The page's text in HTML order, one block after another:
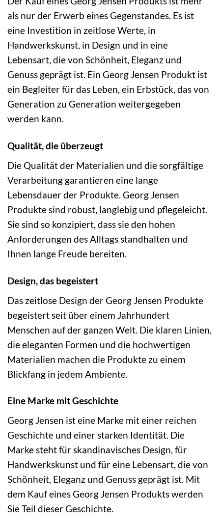
als nur der Erwerb eines Gegenstandes. Es ist
eine Investition in zeitlose Werte, in
Handwerkskunst, in Design und in eine
Lebensart, die von Schönheit, Eleganz und
Genuss geprägt ist. Ein Georg Jensen Produkt ist
ein Begleiter für das Leben, ein Erbstück, das von
Generation zu Generation weitergegeben
werden kann.
Qualität, die überzeugt
Die Qualität der Materialien und die sorgfältige
Verarbeitung garantieren eine lange
Lebensdauer der Produkte. Georg Jensen
Produkte sind robust, langlebig und pflegeleicht.
Sie sind so konzipiert, dass sie den hohen
Anforderungen des Alltags standhalten und
Ihnen lange Freude bereiten.
Design, das begeistert
Das zeitlose Design der Georg Jensen Produkte
begeistert seit über einem Jahrhundert
Menschen auf der ganzen Welt. Die klaren Linien,
die eleganten Formen und die hochwertigen
Materialien machen die Produkte zu einem
Blickfang in jedem Ambiente.
Eine Marke mit Geschichte
Georg Jensen ist eine Marke mit einer reichen
Geschichte und einer starken Identität. Die
Marke steht für skandinavisches Design, für
Handwerkskunst und für eine Lebensart, die von
Schönheit, Eleganz und Genuss geprägt ist. Mit
dem Kauf eines Georg Jensen Produkts werden
Sie Teil dieser Geschichte.